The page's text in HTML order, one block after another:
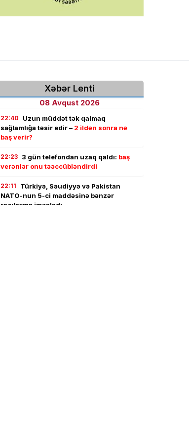
Xəbər Lenti
08 Avqust 2026
22:40
Uzun müddət tək qalmaq
sağlamlığa təsir edir – 2 ildən sonra nə
baş verir?
22:23 3 gün telefondan uzaq qaldı: baş
verənlər onu təəccübləndirdi
22:11
Türkiyə, Səudiyyə və Pakistan
NATO-nun 5-ci maddəsinə bənzər
razılaşma imzaladı